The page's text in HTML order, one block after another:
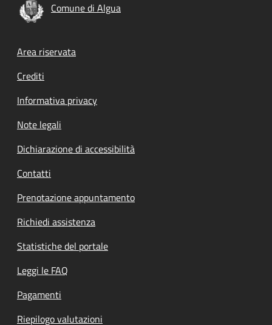
Comune di Algua
Footer menu
Area riservata
Crediti
Informativa privacy
Note legali
Dichiarazione di accessibilità
Contatti
Prenotazione appuntamento
Richiedi assistenza
Statistiche del portale
Leggi le FAQ
Pagamenti
Riepilogo valutazioni